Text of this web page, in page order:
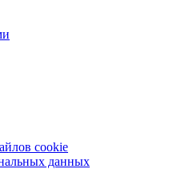
cookie
данных